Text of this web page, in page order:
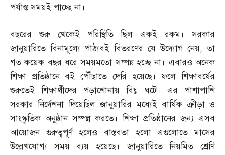
পর্যাপ্ত সময়ই পাচ্ছে না।
বছরের শুরু থেকেই পরিস্থিতি ছিল একই রকম। সরকার
জানুয়ারিতে বিনামূল্যে পাঠ্যবই বিতরণের যে উদ্যোগ নেয়,তা
গত কয়েক বছর ধরে সময়মতো সম্পন্ন হচ্ছে না। এবারও অনেক
শিক্ষা প্রতিষ্ঠানে বই পৌঁছাতে দেরি হয়েছে। ফলে শিক্ষাবর্ষের
শুরুতেই শিক্ষার্থীদের পড়াশোনায় বিঘ্ন ঘটে। এর পাশাপাশি
সরকার নির্দেশনা দিয়েছিল জানুয়ারির মধ্যেই বার্ষিক ক্রীড়া ও
সাংস্কৃতিক অনুষ্ঠান সম্পন্ন করতে। শিক্ষা প্রতিষ্ঠানের জন্য এসব
আয়োজন গুরুত্বপূর্ণ হলেও বাস্তবতা হলো এগুলোতে মাসের
উল্লেখযোগ্য সময় ব্যয় হয়েছে। জানুয়ারিতে নিয়মিত শ্রেণি